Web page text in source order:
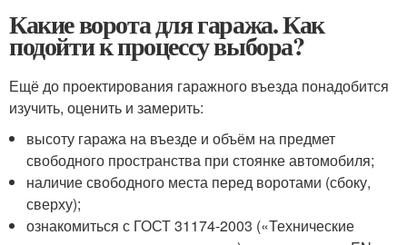
Какие ворота для гаража. Как
подойти к процессу выбора?
Ещё до проектирования гаражного въезда понадобится
изучить, оценить и замерить:
высоту гаража на въезде и объём на предмет
свободного пространства при стоянке автомобиля;
наличие свободного места перед воротами (сбоку,
сверху);
ознакомиться с ГОСТ 31174-2003 («Технические